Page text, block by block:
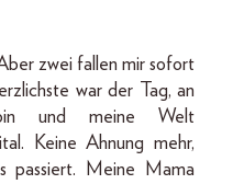
zwei fallen mir sofort
war der Tag, an
und meine Welt
Keine Ahnung mehr,
passiert. Meine Mama